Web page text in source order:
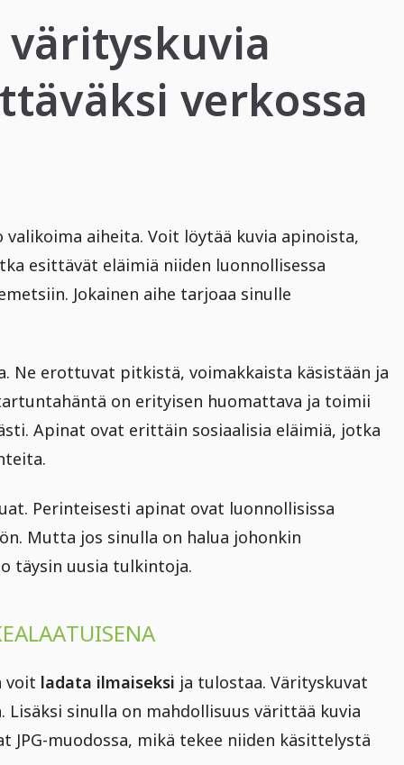
verkossa
aiheita. Voit löytää kuvia apinoista,
esittävät eläimiä niiden luonnollisessa
Jokainen aihe tarjoaa sinulle
Ne erottuvat pitkistä, voimakkaista käsistään ja
on erityisen huomattava ja toimii
Apinat ovat erittäin sosiaalisia eläimiä, jotka
Perinteisesti apinat ovat luonnollisissa
Mutta jos sinulla on halua johonkin
täysin uusia tulkintoja.
voit ladata ilmaiseksi ja tulostaa. Värityskuvat
sinulla on mahdollisuus värittää kuvia
JPG-muodossa, mikä tekee niiden käsittelystä